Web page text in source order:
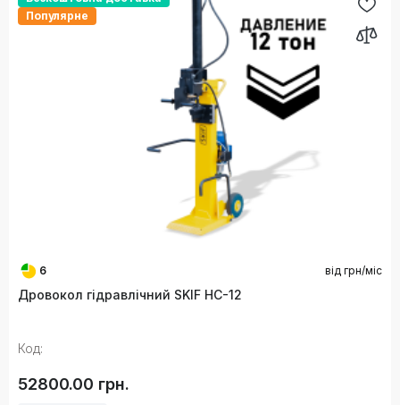
Популярне
6 від грн/міс
Дровокол гідравлічний SKIF HC-12
Код:
52800.00 грн.